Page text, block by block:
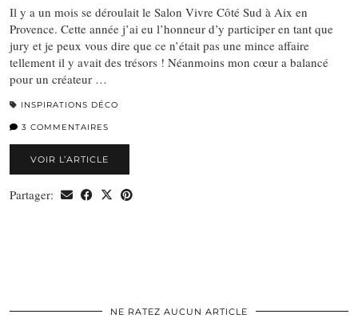
Il y a un mois se déroulait le Salon Vivre Côté Sud à Aix en
Provence. Cette année j’ai eu l’honneur d’y participer en tant que
jury et je peux vous dire que ce n’était pas une mince affaire
tellement il y avait des trésors ! Néanmoins mon cœur a balancé
pour un créateur …
INSPIRATIONS DÉCO
3 COMMENTAIRES
VOIR L’ARTICLE
Partager:
NE RATEZ AUCUN ARTICLE